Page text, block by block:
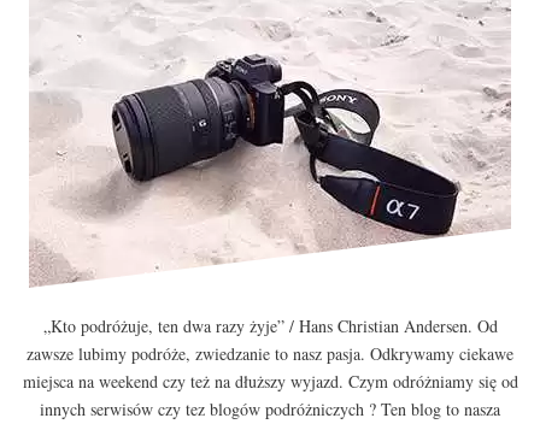
„Kto podróżuje, ten dwa razy żyje” / Hans Christian Andersen. Od
zawsze lubimy podróże, zwiedzanie to nasz pasja. Odkrywamy ciekawe
miejsca na weekend czy też na dłuższy wyjazd. Czym odróżniamy się od
innych serwisów czy tez blogów podróżniczych ? Ten blog to nasza